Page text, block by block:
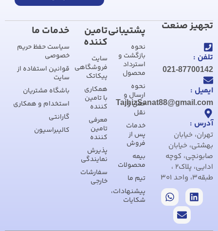
تجهیز صنعت
تلفن :
021-87700142
ایمیل :
TajhizSanat88@gmail.com
آدرس :
تهران، خیابان
بهشتی، خیابان
صابونچی، کوچه
ادایی، پلاک2 ،
طبقه3، واحد 301
پشتیبانی
نحوه
بازگشت و
استرداد
محصول
نحوه
ارسال و
حمل و
نقل
خدمات
پس از
فروش
بیمه
محصولات
تیم ما
پیشنهادات،
شکایات
تامین
کننده
سایت
فروشگاهی
پیکاتک
همکاری
با تامین
کننده
معرفی
تامین
کننده
پذیرش
نمایندگی
سفارشات
خارجی
خدمات ما
سیاست حفظ حریم
خصوصی
قوانین استفاده از
سایت
باشگاه مشتریان
استخدام و همکاری
گارانتی
کالیبراسیون